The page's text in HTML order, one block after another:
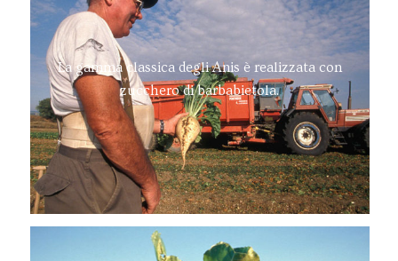
La gamma classica degli Anis è realizzata con
zucchero di barbabietola.